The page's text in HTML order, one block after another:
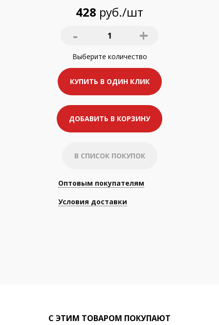
428 руб./шт
- 1 +
Выберите количество
КУПИТЬ В ОДИН КЛИК
ДОБАВИТЬ В КОРЗИНУ
В СПИСОК ПОКУПОК
Оптовым покупателям
Условия доставки
С ЭТИМ ТОВАРОМ ПОКУПАЮТ